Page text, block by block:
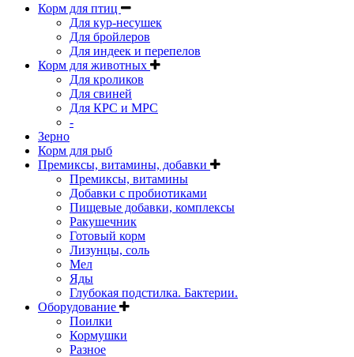
Корм для птиц
Для кур-несушек
Для бройлеров
Для индеек и перепелов
Корм для животных
Для кроликов
Для свиней
Для КРС и МРС
-
Зерно
Корм для рыб
Премиксы, витамины, добавки
Премиксы, витамины
Добавки с пробиотиками
Пищевые добавки, комплексы
Ракушечник
Готовый корм
Лизунцы, соль
Мел
Яды
Глубокая подстилка. Бактерии.
Оборудование
Поилки
Кормушки
Разное